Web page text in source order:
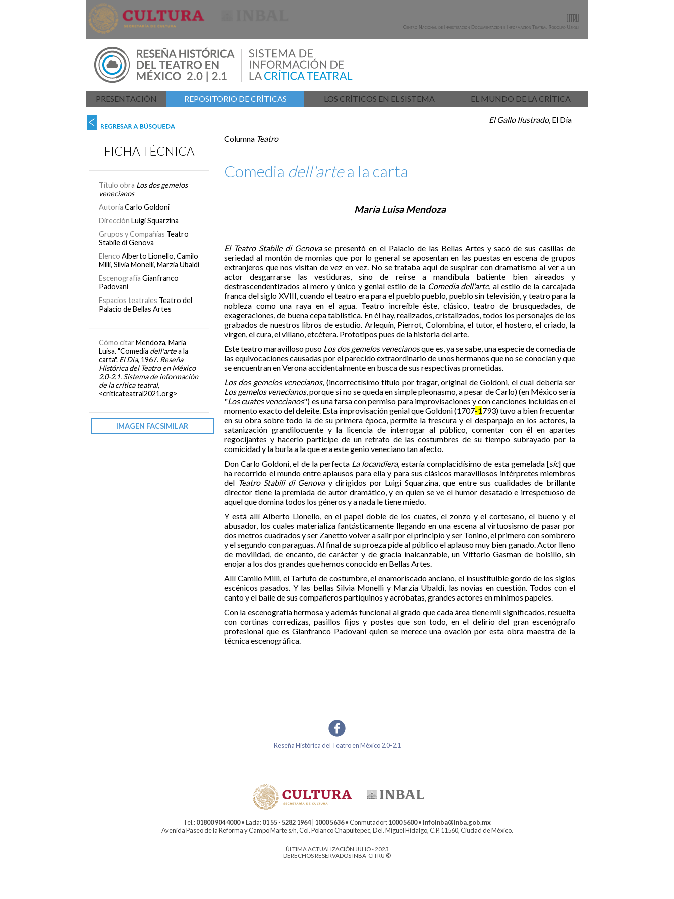
PRESENTACIÓN REPOSITORIO DE CRÍTICAS LOS CRÍTICOS EN EL SISTEMA EL MUNDO DE LA CRÍTICA
FICHA TÉCNICA
Título obra Los dos gemelos
venecianos
Autoría Carlo Goldoni
Dirección Luigi Squarzina
Grupos y Compañías Teatro
Stabile di Genova
Elenco Alberto Lionello, Camilo
Milli, Silvia Monelli, Marzia Ubaldi
Escenografía Gianfranco
Padovani
Espacios teatrales Teatro del
Palacio de Bellas Artes
Cómo citar Mendoza, María
Luisa. "Comedia dell'artea la
carta". El Día, 1967. Reseña
Histórica del Teatro en México
2.0-2.1. Sistema de información
de la crítica teatral,
<criticateatral2021.org>
IMAGEN FACSIMILAR
El Gallo Ilustrado, El Día
Columna Teatro
Comedia dell'artea la carta
María Luisa Mendoza
El Teatro Stabile di Genovase presentó en el Palacio de las Bellas Artes y sacó de sus casillas de
seriedad al montón de momias que por lo general se aposentan en las puestas en escena de grupos
extranjeros que nos visitan de vez en vez. No se trataba aquí de suspirar con dramatismo al ver a un
actor desgarrarse las vestiduras, sino de reírse a mandíbula batiente bien aireados y
destrascendentizados al mero y único y genial estilo de la Comedia dell'arte, al estilo de la carcajada
franca del siglo XVIII, cuando el teatro era para el pueblo pueblo, pueblo sin televisión, y teatro para la
nobleza como una raya en el agua. Teatro increíble éste, clásico, teatro de brusquedades, de
exageraciones, de buena cepa tablística. En él hay, realizados, cristalizados, todos los personajes de los
grabados de nuestros libros de estudio. Arlequín, Pierrot, Colombina, el tutor, el hostero, el criado, la
virgen, el cura, el villano, etcétera. Prototipos pues de la historia del arte.
Este teatro maravilloso puso Los dos gemelos venecianosque es, ya se sabe, una especie de comedia de
las equivocaciones causadas por el parecido extraordinario de unos hermanos que no se conocían y que
se encuentran en Verona accidentalmente en busca de sus respectivas prometidas.
Los dos gemelos venecianos, (incorrectísimo título por tragar, original de Goldoni, el cual debería ser
Los gemelos venecianos, porque si no se queda en simple pleonasmo, a pesar de Carlo) (en México sería
"Los cuates venecianos") es una farsa con permiso para improvisaciones y con canciones incluidas en el
momento exacto del deleite. Esta improvisación genial que Goldoni (1707-1793) tuvo a bien frecuentar
en su obra sobre todo la de su primera época, permite la frescura y el desparpajo en los actores, la
satanización grandilocuente y la licencia de interrogar al público, comentar con él en apartes
regocijantes y hacerlo partícipe de un retrato de las costumbres de su tiempo subrayado por la
comicidad y la burla a la que era este genio veneciano tan afecto.
Don Carlo Goldoni, el de la perfecta La locandiera, estaría complacidísimo de esta gemelada [sic] que
ha recorrido el mundo entre aplausos para ella y para sus clásicos maravillosos intérpretes miembros
del Teatro Stabili di Genovay dirigidos por Luigi Squarzina, que entre sus cualidades de brillante
director tiene la premiada de autor dramático, y en quien se ve el humor desatado e irrespetuoso de
aquel que domina todos los géneros y a nada le tiene miedo.
Y está allí Alberto Lionello, en el papel doble de los cuates, el zonzo y el cortesano, el bueno y el
abusador, los cuales materializa fantásticamente llegando en una escena al virtuosismo de pasar por
dos metros cuadrados y ser Zanetto volver a salir por el principio y ser Tonino, el primero con sombrero
y el segundo con paraguas. Al final de su proeza pide al público el aplauso muy bien ganado. Actor lleno
de movilidad, de encanto, de carácter y de gracia inalcanzable, un Vittorio Gasman de bolsillo, sin
enojar a los dos grandes que hemos conocido en Bellas Artes.
Allí Camilo Milli, el Tartufo de costumbre, el enamoriscado anciano, el insustituible gordo de los siglos
escénicos pasados. Y las bellas Silvia Monelli y Marzia Ubaldi, las novias en cuestión. Todos con el
canto y el baile de sus compañeros partiquinos y acróbatas, grandes actores en mínimos papeles.
Con la escenografía hermosa y además funcional al grado que cada área tiene mil significados, resuelta
con cortinas corredizas, pasillos fijos y postes que son todo, en el delirio del gran escenógrafo
profesional que es Gianfranco Padovani quien se merece una ovación por esta obra maestra de la
técnica escenográfica.
Reseña Histórica del Teatro en México 2.0-2.1
Tel.:01800 904 4000• Lada:01 55 - 5282 1964| 1000 5636• Conmutador:1000 5600•infoinba@inba.gob.mx
Avenida Paseo de la Reforma y Campo Marte s/n, Col. Polanco Chapultepec, Del. Miguel Hidalgo, C.P. 11560, Ciudad de México.
ÚLTIMA ACTUALIZACIÓN JULIO - 2023
DERECHOS RESERVADOS INBA-CITRU ©